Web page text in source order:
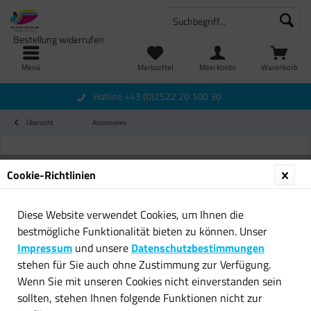
Menü Warenkorb
Merkzettel
Bestellung widerrufen
Mein Konto
Hotline +43 (0)2522 20 100 30
Übersicht Accessoires
Cookie-Richtlinien
Diese Website verwendet Cookies, um Ihnen die
bestmögliche Funktionalität bieten zu können. Unser
Impressum und unsere Datenschutzbestimmungen
stehen für Sie auch ohne Zustimmung zur Verfügung.
Wenn Sie mit unseren Cookies nicht einverstanden sein
sollten, stehen Ihnen folgende Funktionen nicht zur